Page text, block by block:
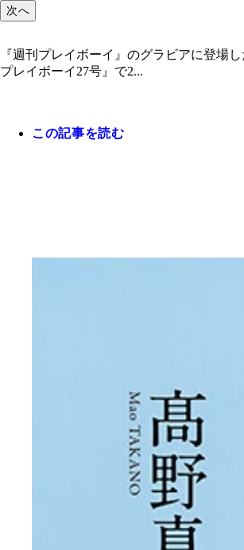
次へ
『週刊プレイボーイ』のグラビアに登場
プレイボーイ27号』で2...
この記事を読む